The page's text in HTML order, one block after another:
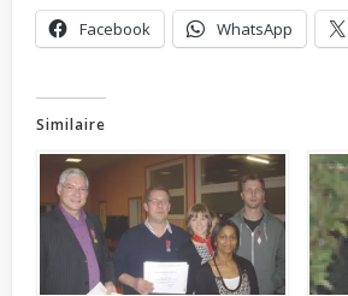
Facebook WhatsApp
Similaire